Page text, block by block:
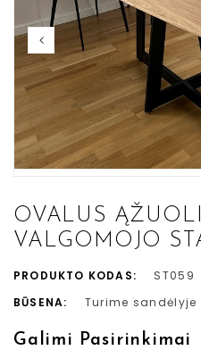
OVALUS
VALGOMOJO
PRODUKTO KODAS:
ST059
BŪSENA:
Turime sandėlyje
Galimi Pasirinkimai